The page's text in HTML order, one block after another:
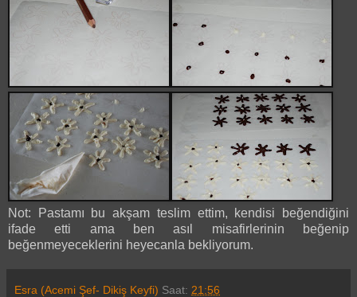
Not: Pastamı bu akşam teslim ettim, kendisi beğendiğini
ifade etti ama ben asıl misafirlerinin beğenip
beğenmeyeceklerini heyecanla bekliyorum.
Esra (Acemi Şef- Dikiş Keyfi) Saat: 21:56